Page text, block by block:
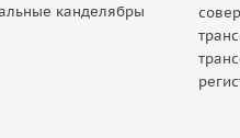
канделябры